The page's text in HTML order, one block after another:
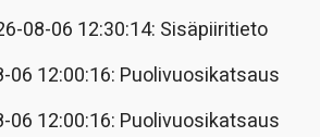
08-06 12:30:14: Sisäpiiritieto
06 12:00:16: Puolivuosikatsaus
06 12:00:16: Puolivuosikatsaus